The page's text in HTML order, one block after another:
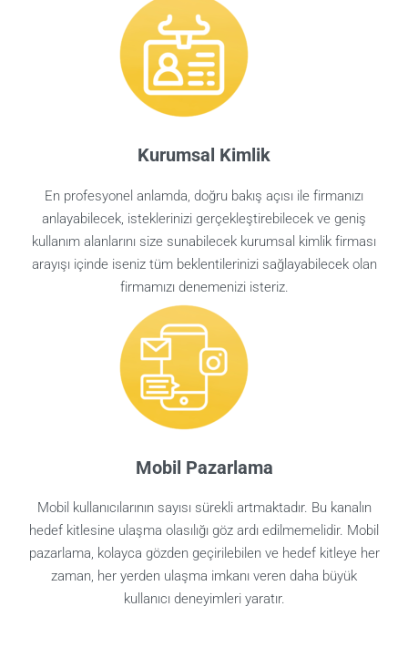
Kurumsal Kimlik
En profesyonel anlamda, doğru bakış açısı ile firmanızı
anlayabilecek, isteklerinizi gerçekleştirebilecek ve geniş
kullanım alanlarını size sunabilecek kurumsal kimlik firması
arayışı içinde iseniz tüm beklentilerinizi sağlayabilecek olan
firmamızı denemenizi isteriz.
Mobil Pazarlama
Mobil kullanıcılarının sayısı sürekli artmaktadır. Bu kanalın
hedef kitlesine ulaşma olasılığı göz ardı edilmemelidir. Mobil
pazarlama, kolayca gözden geçirilebilen ve hedef kitleye her
zaman, her yerden ulaşma imkanı veren daha büyük
kullanıcı deneyimleri yaratır.